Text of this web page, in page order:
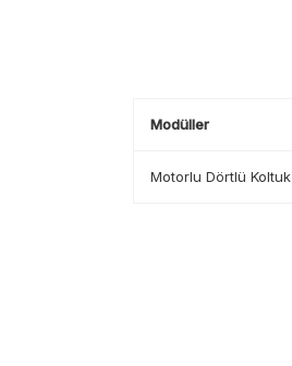
Modüller
Motorlu Dörtlü Koltuk